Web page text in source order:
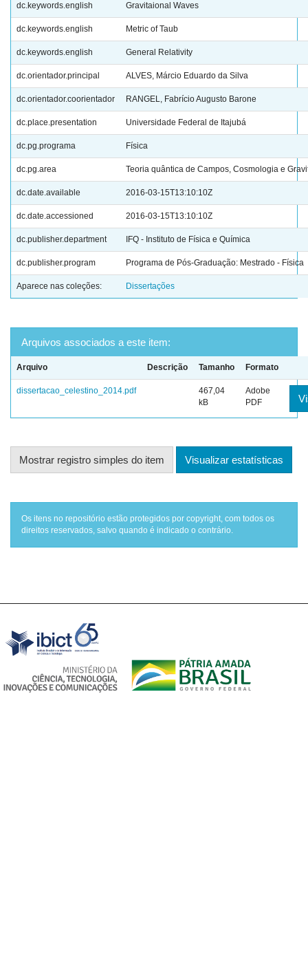
dc.keywords.english Gravitaional Waves
dc.keywords.english Metric of Taub
dc.keywords.english General Relativity
dc.orientador.principal ALVES, Márcio Eduardo da Silva
dc.orientador.coorientador RANGEL, Fabrício Augusto Barone
dc.place.presentation Universidade Federal de Itajubá
dc.pg.programa Física
dc.pg.area Teoria quântica de Campos, Cosmologia e
dc.date.available 2016-03-15T13:10:10Z
dc.date.accessioned 2016-03-15T13:10:10Z
dc.publisher.department IFQ - Instituto de Física e Química
dc.publisher.program Programa de Pós-Graduação: Mestrado - Física
Aparece nas coleções: Dissertações
Arquivos associados a este item:
Arquivo Descrição Tamanho Formato
dissertacao_celestino_2014.pdf
467,04
kB
Adobe
PDF
Mostrar registro simples do item Visualizar estatísticas
Os itens no repositório estão protegidos por copyright, com todos os
direitos reservados, salvo quando é indicado o contrário.